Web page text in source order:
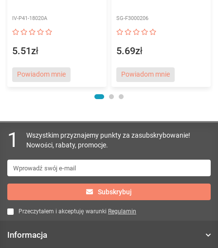
IV-P41-18020A
5.51zł
Powiadom mnie
SG-F3000206
5.69zł
Powiadom mnie
1
Wszystkim przyznajemy punkty za zasubskrybowanie!
Nowości, rabaty, promocje.
Subskrybuj
Przeczytałem i akceptuję warunki Regulamin
Informacja